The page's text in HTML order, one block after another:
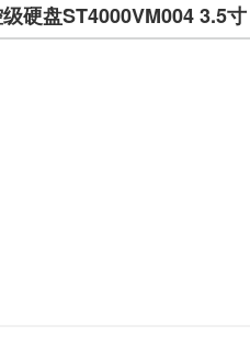
硬盘ST4000VM004 3.5